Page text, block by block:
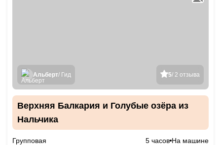
5/ 2 отзыва
Альберт/ Гид
Верхняя Балкария и Голубые озёра из
Нальчика
Групповая 5 часов На машине